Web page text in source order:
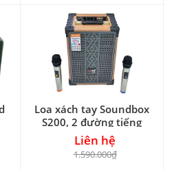
Loa xách tay Soundbox
S200, 2 đường tiếng
Liên hệ
1.590.000₫